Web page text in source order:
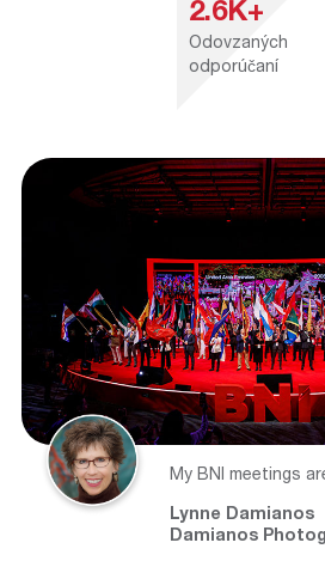
2.6K+
Odovzaných
odporúčaní
My BNI meetings
Lynne Damianos
Damianos